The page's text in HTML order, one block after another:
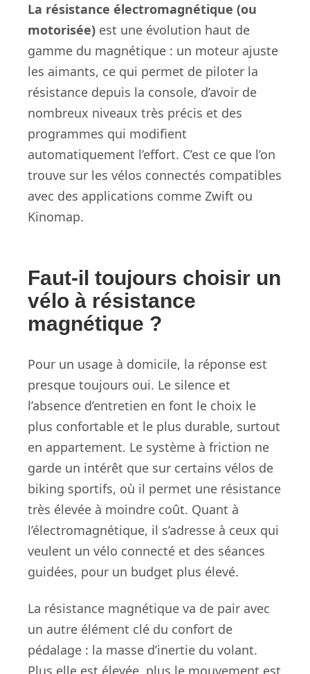
La résistance électromagnétique (ou
motorisée) est une évolution haut de
gamme du magnétique : un moteur ajuste
les aimants, ce qui permet de piloter la
résistance depuis la console, d’avoir de
nombreux niveaux très précis et des
programmes qui modifient
automatiquement l’effort. C’est ce que l’on
trouve sur les vélos connectés compatibles
avec des applications comme Zwift ou
Kinomap.
Faut-il toujours choisir un
vélo à résistance
magnétique ?
Pour un usage à domicile, la réponse est
presque toujours oui. Le silence et
l’absence d’entretien en font le choix le
plus confortable et le plus durable, surtout
en appartement. Le système à friction ne
garde un intérêt que sur certains vélos de
biking sportifs, où il permet une résistance
très élevée à moindre coût. Quant à
l’électromagnétique, il s’adresse à ceux qui
veulent un vélo connecté et des séances
guidées, pour un budget plus élevé.
La résistance magnétique va de pair avec
un autre élément clé du confort de
pédalage : la masse d’inertie du volant.
Plus elle est élevée, plus le mouvement est